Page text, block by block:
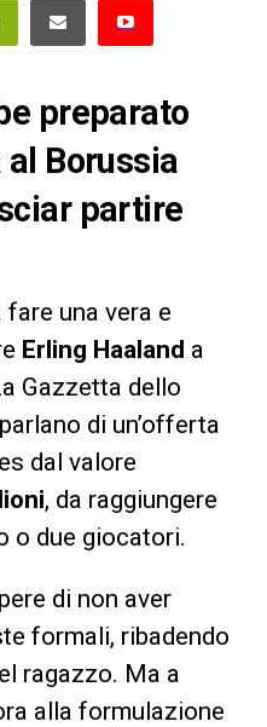
preparato
Borussia
partire
una vera e
Erling Haaland a
Gazzetta dello
di un’offerta
dal valore
, da raggiungere
o due giocatori.
di non aver
formali, ribadendo
ragazzo. Ma a
alla formulazione